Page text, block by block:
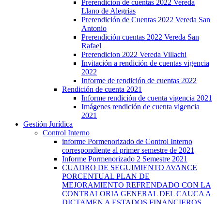
Prerendición de cuentas 2022 Vereda
Llano de Alegrías
Prerendición de Cuentas 2022 Vereda San
Antonio
Prerendición cuentas 2022 Vereda San
Rafael
Prerendicion 2022 Vereda Villachi
Invitación a rendición de cuentas vigencia
2022
Informe de rendición de cuentas 2022
Rendición de cuenta 2021
Informe rendición de cuenta vigencia 2021
Imágenes rendición de cuenta vigencia
2021
Gestión Jurídica
Control Interno
informe Pormenorizado de Control Interno
correspondiente al primer semestre de 2021
Informe Pormenorizado 2 Semestre 2021
CUADRO DE SEGUIMIENTO AVANCE
PORCENTUAL PLAN DE
MEJORAMIENTO REFRENDADO CON LA
CONTRALORIA GENERAL DEL CAUCA A
DICTAMEN A ESTADOS FINANCIEROS